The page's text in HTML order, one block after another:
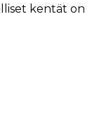
kentät on